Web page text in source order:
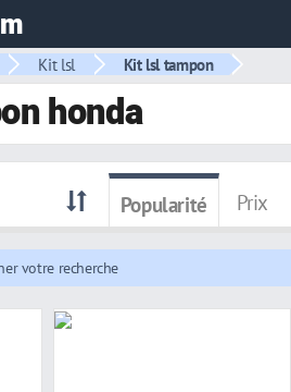
Kit lsl Kit lsl tampon
honda
Popularité Prix
votre recherche